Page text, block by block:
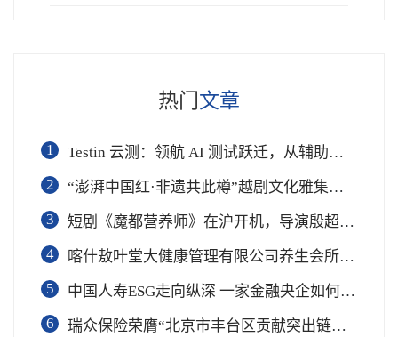
热门 文章
1
Testin 云测：领航 AI 测试跃迁，从辅助工具到软件工程基础设施
2
“澎湃中国红·非遗共此樽”越剧文化雅集在杭举行
3
短剧《魔都营养师》在沪开机，导演殷超携手礼仪专家周思敏聚焦国民健康
4
喀什敖叶堂大健康管理有限公司养生会所盛大开业
5
中国人寿ESG走向纵深 一家金融央企如何连接国家战略与民生需求
6
瑞众保险荣膺“北京市丰台区贡献突出链长单位”奖项